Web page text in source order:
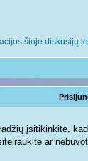
šioje diskusijų
įsitikinkite,
ar